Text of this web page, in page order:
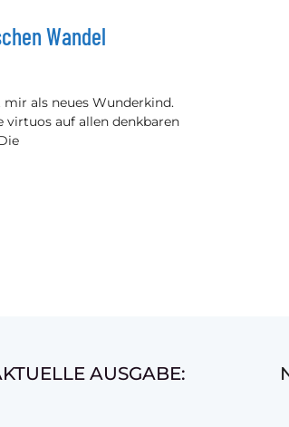
Wandel
als neues Wunderkind.
auf allen denkbaren
AUSGABE: